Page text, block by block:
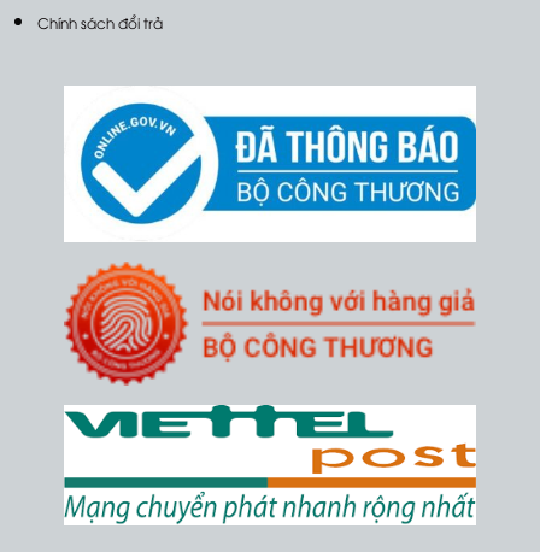
Chính sách đổi trả